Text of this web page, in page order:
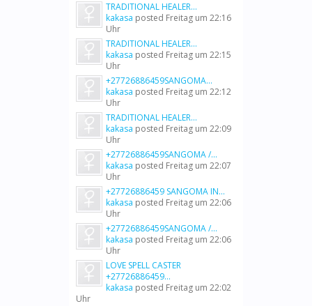
TRADITIONAL HEALER...
kakasa posted Freitag um 22:16
Uhr
TRADITIONAL HEALER...
kakasa posted Freitag um 22:15
Uhr
+27726886459SANGOMA...
kakasa posted Freitag um 22:12
Uhr
TRADITIONAL HEALER...
kakasa posted Freitag um 22:09
Uhr
+27726886459SANGOMA /...
kakasa posted Freitag um 22:07
Uhr
+27726886459 SANGOMA IN...
kakasa posted Freitag um 22:06
Uhr
+27726886459SANGOMA /...
kakasa posted Freitag um 22:06
Uhr
LOVE SPELL CASTER
+27726886459...
kakasa posted Freitag um 22:02
Uhr